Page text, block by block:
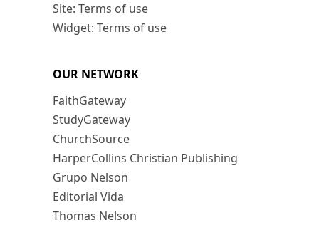
Site: Terms of use
Widget: Terms of use
OUR NETWORK
FaithGateway
StudyGateway
ChurchSource
HarperCollins Christian Publishing
Grupo Nelson
Editorial Vida
Thomas Nelson